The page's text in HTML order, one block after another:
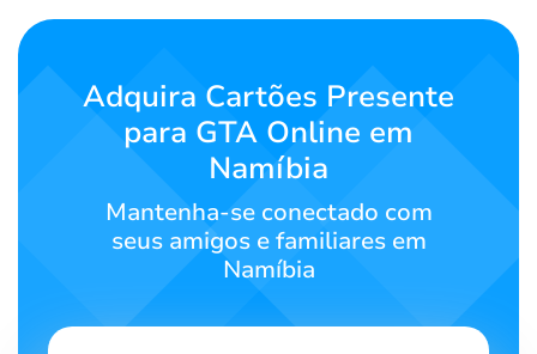
Contate-
Adquira Cartões Presente
para GTA Online em
Namíbia
Mantenha-se conectado com
seus amigos e familiares em
Namíbia